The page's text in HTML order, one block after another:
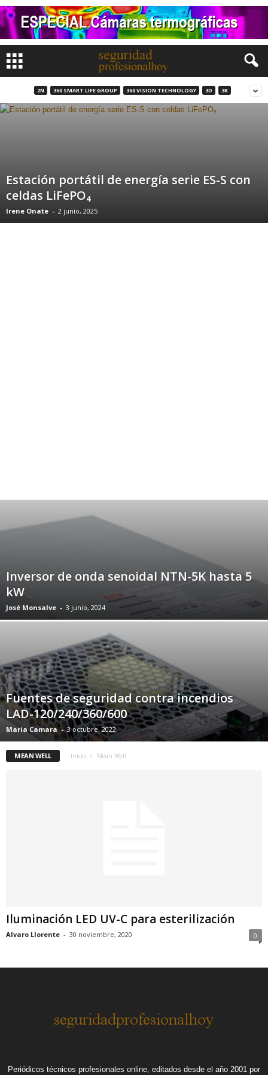
2N 360 SMART LIFE GROUP 360 VISION TECHNOLOGY 3D 3K
Estación portátil de energía serie ES-S con
celdas LiFePO₄
Irene Onate - 2 junio, 2025
Inversor de onda senoidal NTN-5K hasta 5
kW
José Monsalve - 3 junio, 2024
Fuentes de seguridad contra incendios
LAD-120/240/360/600
Maria Camara - 3 octubre, 2022
MEAN WELL Inicio Mean Well
Iluminación LED UV-C para esterilización
Alvaro Llorente - 30 noviembre, 2020 0
Periódicos técnicos profesionales online, editados desde el año 2001 por